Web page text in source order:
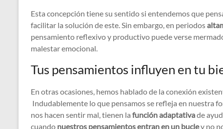
Esta concepción tiene su sentido si entendemos que
facilitar la solución de este. Sin embargo, en periodos
pensamiento reflexivo y productivo puede verse
malestar emocional.
Tus pensamientos influyen en tu
En otras ocasiones, hemos hablado de la conexión
Indudablemente lo que pensamos se refleja en nuestra
nos hacen sentir mal, tienen la función adaptativade
cuando nuestros pensamientos entran en un bucley no